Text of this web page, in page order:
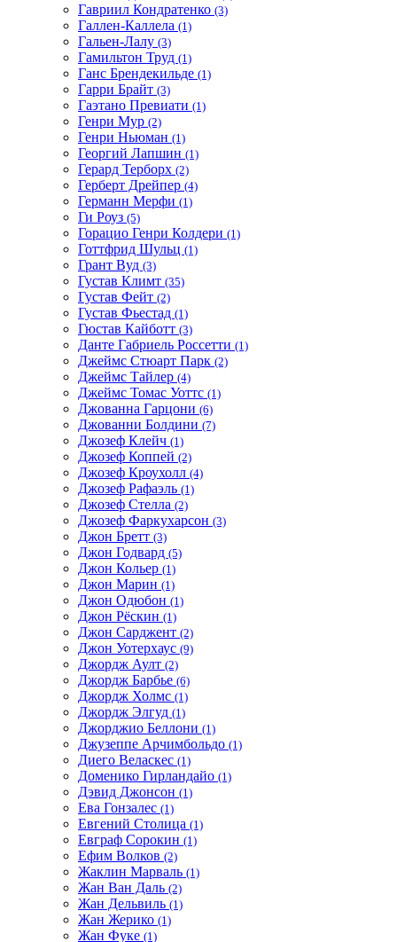
Гавриил Кондратенко (3)
Галлен-Каллела (1)
Гальен-Лалу (3)
Гамильтон Труд (1)
Ганс Брендекильде (1)
Гарри Брайт (3)
Гаэтано Превиати (1)
Генри Мур (2)
Генри Ньюман (1)
Георгий Лапшин (1)
Герард Терборх (2)
Герберт Дрейпер (4)
Германн Мерфи (1)
Ги Роуз (5)
Горацио Генри Колдери (1)
Готтфрид Шульц (1)
Грант Вуд (3)
Густав Климт (35)
Густав Фейт (2)
Густав Фьестад (1)
Гюстав Кайботт (3)
Данте Габриель Россетти (1)
Джеймс Стюарт Парк (2)
Джеймс Тайлер (4)
Джеймс Томас Уоттс (1)
Джованна Гарцони (6)
Джованни Болдини (7)
Джозеф Клейч (1)
Джозеф Коппей (2)
Джозеф Кроухолл (4)
Джозеф Рафаэль (1)
Джозеф Стелла (2)
Джозеф Фаркухарсон (3)
Джон Бретт (3)
Джон Годвард (5)
Джон Кольер (1)
Джон Марин (1)
Джон Одюбон (1)
Джон Рёскин (1)
Джон Сарджент (2)
Джон Уотерхаус (9)
Джордж Аулт (2)
Джордж Барбье (6)
Джордж Холмс (1)
Джордж Элгуд (1)
Джорджио Беллони (1)
Джузеппе Арчимбольдо (1)
Диего Веласкес (1)
Доменико Гирландайо (1)
Дэвид Джонсон (1)
Ева Гонзалес (1)
Евгений Столица (1)
Евграф Сорокин (1)
Ефим Волков (2)
Жаклин Марваль (1)
Жан Ван Даль (2)
Жан Дельвиль (1)
Жан Жерико (1)
Жан Фуке (1)